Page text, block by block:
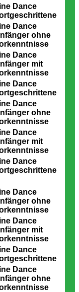
Dance
Dance
ohne
Dance
mit
Dance
Dance
ohne
Dance
mit
Dance
Dance
ohne
Dance
mit
Dance
Dance
ohne